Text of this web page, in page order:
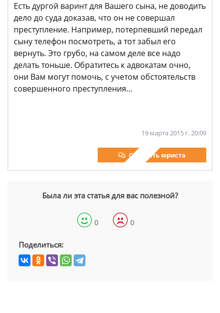
Есть дургой варинт для Вашего сына, не доводить
дело до суда доказав, что он не совершал
преступление. Например, потерпевший передал
сыну телефон посмотреть, а тот забыл его
вернуть. Это грубо, на самом деле все надо
делать тоньше. Обратитесь к адвокатам очно,
они Вам могут помочь, с учетом обстоятельств
совершенного преступления…
19 марта 2015 г. 20:09
Спросить юриста
Была ли эта статья для вас полезной?
0 0
Поделиться: